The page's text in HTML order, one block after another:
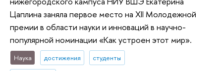
Цаплина заняла первое место на ХII Молодежной
премии в области науки и инноваций в научно-
популярной номинации «Как устроен этот мир».
Наука достижения студенты